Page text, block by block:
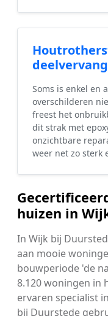
Soms is enkel en
overschilderen
freest het
dit strak met
onzichtbare
weer net zo sterk
huizen in
In Wijk bij
aan mooie
bouwperiode 'de
8.120 woningen in
ervaren specialist
bij Duurstede